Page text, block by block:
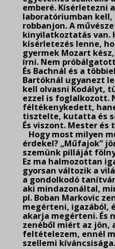
emberé. Kísérletezni
laboratóriumban kell,
robbanjon. A
kinyilatkoztatás van.
kísérletezés lenne,
gyermek Mozart
írni. Nem
És Bachnál és a
Bartóknál ugyanezt
kell olvasni Kodályt,
ezzel is foglalkozott.
féltékenykedett,
tisztelte, kutatta és
És viszont. Mester és
Hogy most milyen
érdekel? „Műfajok”
szemünk pilláját
Ez ma halmozottan
gyorsan változik a
a gondolkodó
aki mindazonáltal,
pl. Boban Markovic
megérteni, igazából,
akarja megérteni. És
zenéből miért az jön,
feltételezem, ennél
szellemi kíváncsisága.